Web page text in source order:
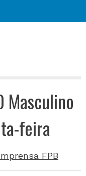
Masculino
feira
FPB